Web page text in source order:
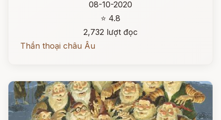
08-10-2020
⭐ 4.8
2,732 lượt đọc
Thần thoại châu Âu